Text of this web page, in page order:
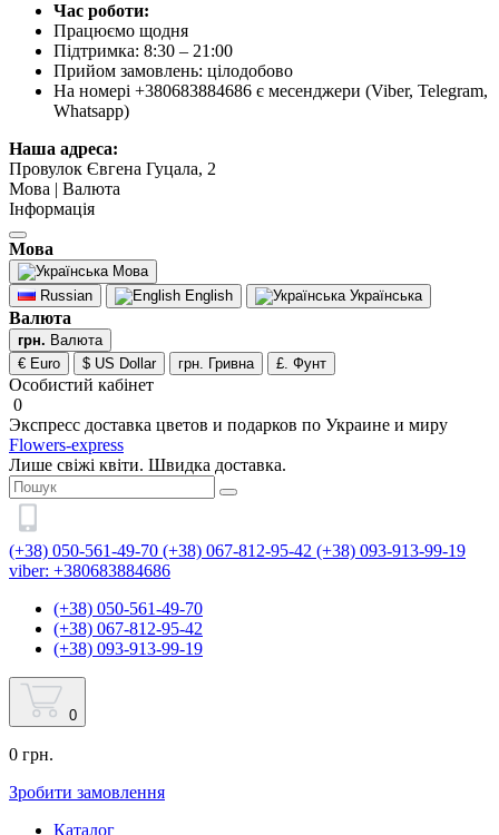
Час роботи:
Працюємо щодня
Підтримка: 8:30 – 21:00
Прийом замовлень: цілодобово
На номері +380683884686 є месенджери (Viber, Telegram,
Whatsapp)
Наша адреса:
Провулок Євгена Гуцала, 2
Мова | Валюта
Інформація
Мова
Мова
Russian
English Українська
Валюта
грн. Валюта
€ Euro
$ US Dollar грн. Гривна £. Фунт
Особистий кабінет
0
Экспресс доставка цветов и подарков по Украине и миру
Flowers-express
Лише свіжі квіти. Швидка доставка.
(+38) 050-561-49-70 (+38) 067-812-95-42 (+38) 093-913-99-19
viber: +380683884686
(+38) 050-561-49-70
(+38) 067-812-95-42
(+38) 093-913-99-19
0
0 грн.
Зробити замовлення
Каталог